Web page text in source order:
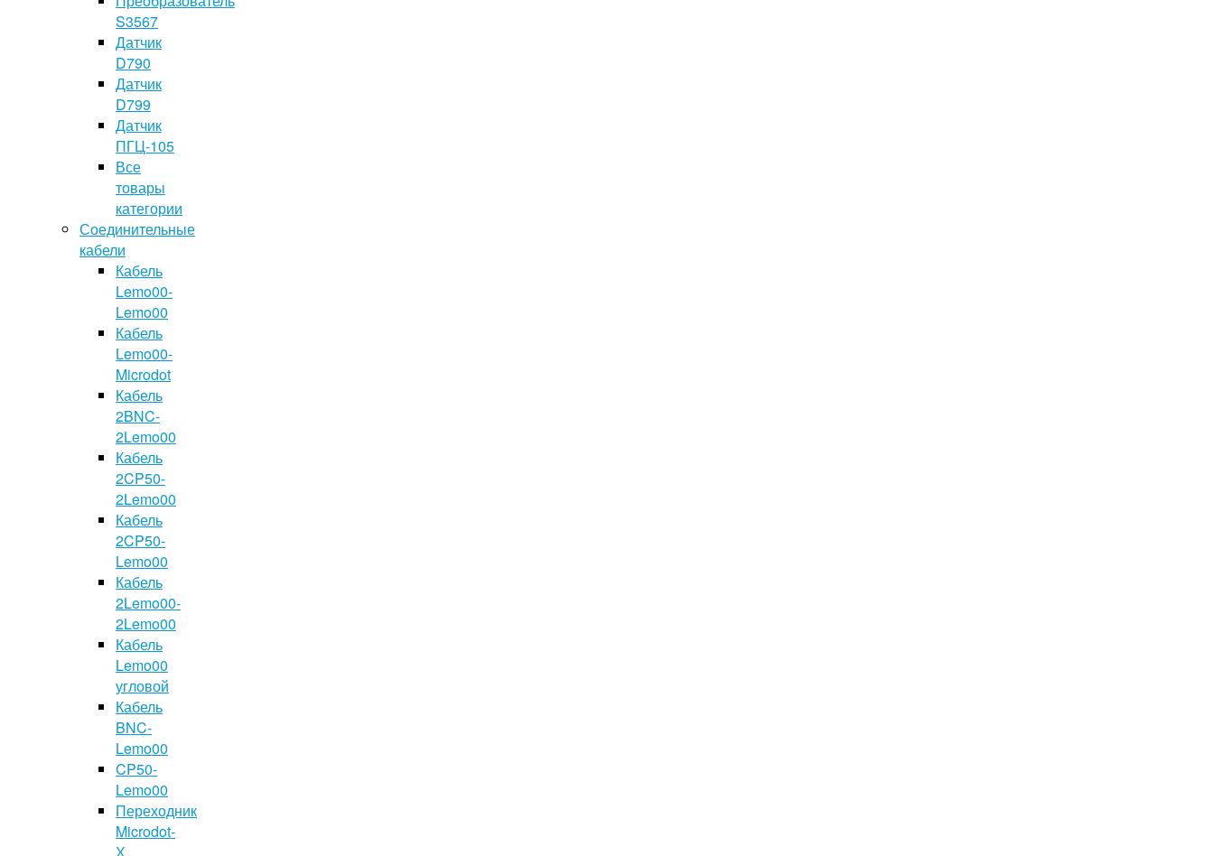
S3567
Датчик
D790
Датчик
D799
Датчик
ПГЦ-105
Все
товары
категории
Соединительные
кабели
Кабель
Lemo00-
Lemo00
Кабель
Lemo00-
Microdot
Кабель
2BNC-
2Lemo00
Кабель
2CP50-
2Lemo00
Кабель
2CP50-
Lemo00
Кабель
2Lemo00-
2Lemo00
Кабель
Lemo00
угловой
Кабель
BNC-
Lemo00
CP50-
Lemo00
Переходник
Microdot-